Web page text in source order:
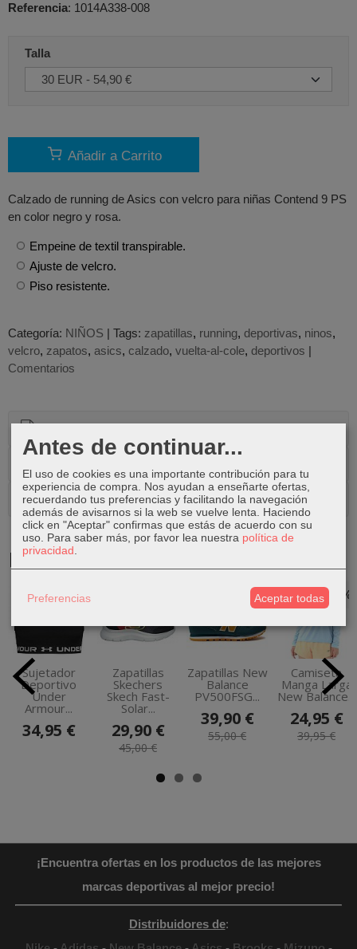
Referencia: 1014A338-008
Talla
Añadir a Carrito
Calzado de running de Asics con velcro para niñas Contend 9 PS
en color negro y rosa.
Empeine de textil transpirable.
Ajuste de velcro.
Piso resistente.
Categoría: NIÑOS | Tags: zapatillas running deportivas ninos
velcro zapatos asics calzado vuelta-al-cole deportivos |
Comentarios
Descripción
Costes de Envío
Comentarios
Productos Relacionados
Sujetador
Deportivo
Under
Armour...
34,95 €
Zapatillas
Skechers
Skech Fast-
Solar...
29,90 €
45,00 €
-27 %
Zapatillas New
Balance
PV500FSG...
39,90 €
55,00 €
-38 %
Camiseta
Manga Larga
New Balance...
24,95 €
39,95 €
¡Encuentra ofertas en los productos de las mejores
marcas deportivas al mejor precio!
Distribuidores de:
Antes de continuar...
El uso de cookies es una importante contribución para tu
experiencia de compra. Nos ayudan a enseñarte ofertas,
recuerdando tus preferencias y facilitando la navegación
además de avisarnos si la web se vuelve lenta. Haciendo
click en "Aceptar" confirmas que estás de acuerdo con su
uso. Para saber más, por favor lea nuestra política de
privacidad
Preferencias Aceptar todas